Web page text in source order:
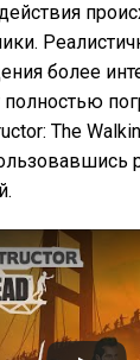
более
The